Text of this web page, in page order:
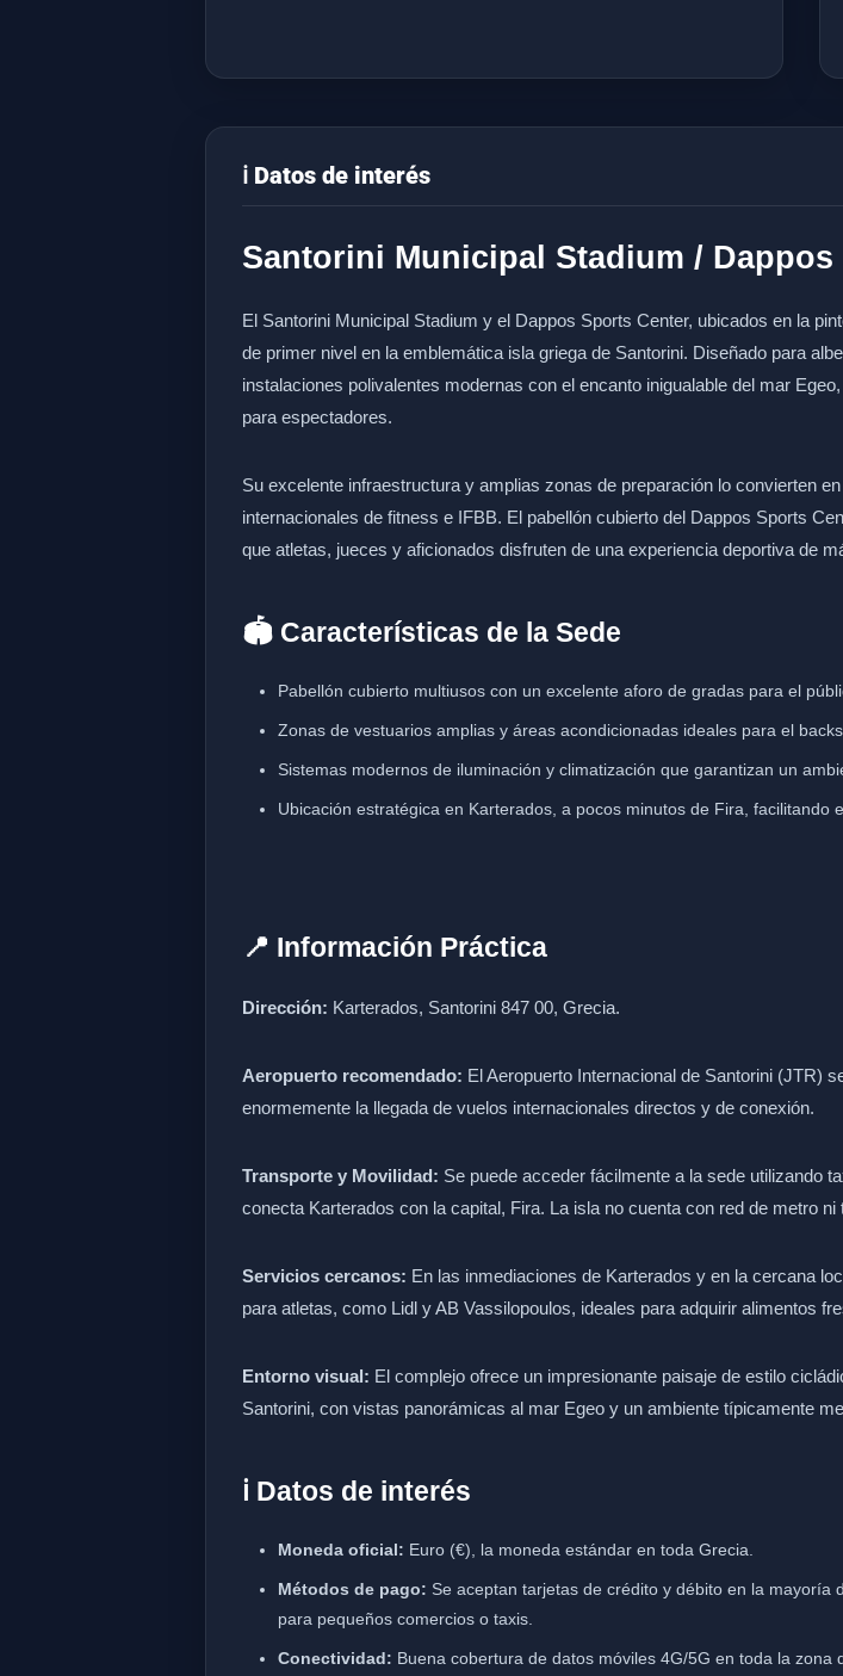
ℹ️ Datos de interés
Santorini Municipal Stadium /
El Santorini Municipal Stadium y el Dappos Sports Center, ubicados en la
de primer nivel en la emblemática isla griega de Santorini. Diseñado para
instalaciones polivalentes modernas con el encanto inigualable del mar
para espectadores.
Su excelente infraestructura y amplias zonas de preparación lo convierten
internacionales de fitness e IFBB. El pabellón cubierto del Dappos Sports
que atletas, jueces y aficionados disfruten de una experiencia deportiva de
🏟️ Características de la Sede
Pabellón cubierto multiusos con un excelente aforo de gradas para el
Zonas de vestuarios amplias y áreas acondicionadas ideales para el
Sistemas modernos de iluminación y climatización que garantizan un
Ubicación estratégica en Karterados, a pocos minutos de Fira, facilitando
📍 Información Práctica
Dirección: Karterados, Santorini 847 00, Grecia.
Aeropuerto recomendado: El Aeropuerto Internacional de Santorini (JTR)
enormemente la llegada de vuelos internacionales directos y de conexión.
Transporte y Movilidad: Se puede acceder fácilmente a la sede utilizando
conecta Karterados con la capital, Fira. La isla no cuenta con red de metro
Servicios cercanos: En las inmediaciones de Karterados y en la cercana
para atletas, como Lidl y AB Vassilopoulos, ideales para adquirir alimentos
Entorno visual: El complejo ofrece un impresionante paisaje de estilo
Santorini, con vistas panorámicas al mar Egeo y un ambiente típicamente
ℹ️ Datos de interés
Moneda oficial: Euro (€), la moneda estándar en toda Grecia.
Métodos de pago: Se aceptan tarjetas de crédito y débito en la
para pequeños comercios o taxis.
Conectividad: Buena cobertura de datos móviles 4G/5G en toda la zona